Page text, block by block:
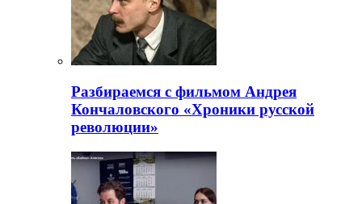
Разбираемся с фильмом Андрея
Кончаловского «Хроники русской
революции»